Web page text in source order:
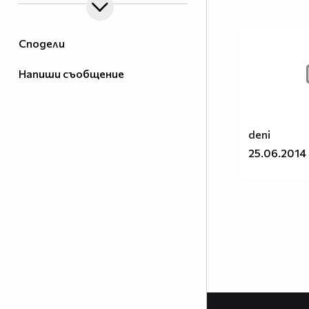
Сподели
Напиши съобщение
deni
25.06.2014